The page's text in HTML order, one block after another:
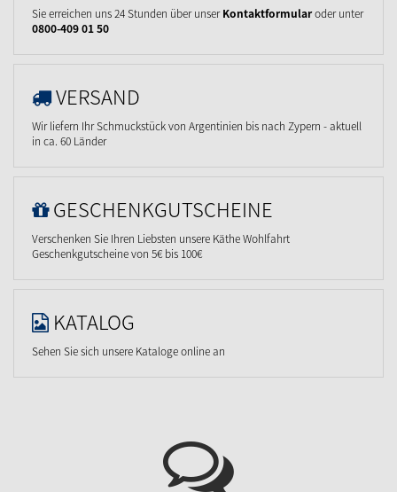
Sie erreichen uns 24 Stunden über unserKontaktformularoder unter
0800-409 01 50
VERSAND
Wir liefern Ihr Schmuckstück von Argentinien bis nach Zypern - aktuell
in ca. 60 Länder
GESCHENKGUTSCHEINE
Verschenken Sie Ihren Liebsten unsere Käthe Wohlfahrt
Geschenkgutscheine von 5€ bis 100€
KATALOG
Sehen Sie sich unsere Kataloge online an